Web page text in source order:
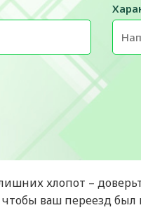
хлопот –
ваш переезд